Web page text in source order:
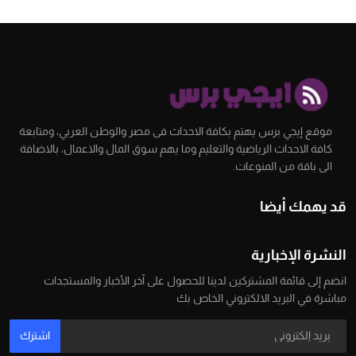
موقع إيجي برس يهتم بكافة الاحداث فى مصر والوطن العربي، ومتابعة
كافة الاحداث الرياضية والتعليم وما يهم سوق المال والاعمال، بالاضافة
الى باقة من المنوعات.
قد يهمك أيضا
النشرة الإخبارية
انضم إلى قائمة المشتركين لدينا للحصول على آخر الأخبار والمستجدات
مباشرة في البريد الالكتروني الخاص بك
اشترك